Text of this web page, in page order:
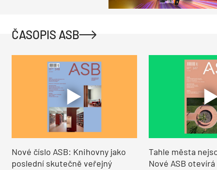
ČASOPIS ASB
Nové číslo ASB: Knihovny jako
poslední skutečně veřejný
Tahle města
Nové ASB